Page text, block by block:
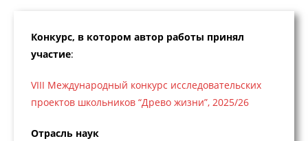
Конкурс, в котором автор работы принял
участие:
VIII Международный конкурс исследовательских
проектов школьников “Древо жизни”, 2025/26
Отрасль наук